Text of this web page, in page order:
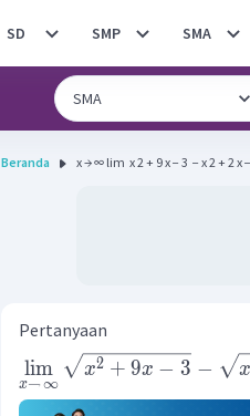
SD SMP SMA
Beranda x → ∞ lim ​ x 2 + 9 x − 3 ​ − x 2 + 2 x
Pertanyaan
x→∞
lim x2 + 9x − 3 −